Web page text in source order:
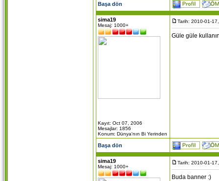
Başa dön
sima19
Mesaj: 1000+
Kayıt: Oct 07, 2006
Mesajlar: 1856
Konum: Dünya'nın Bi Yerinden
Tarih: 2010-01-
Güle güle
Başa dön
sima19
Mesaj: 1000+
Tarih: 2010-01-
Buda banner :)